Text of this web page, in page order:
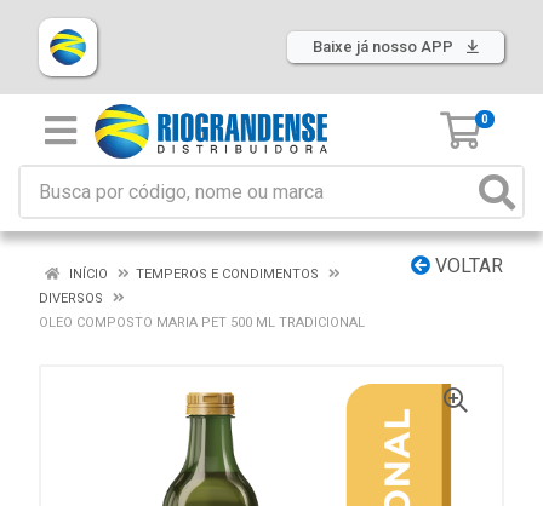
Baixe já nosso APP
0
VOLTAR
INÍCIO
TEMPEROS E CONDIMENTOS
DIVERSOS
OLEO COMPOSTO MARIA PET 500 ML TRADICIONAL